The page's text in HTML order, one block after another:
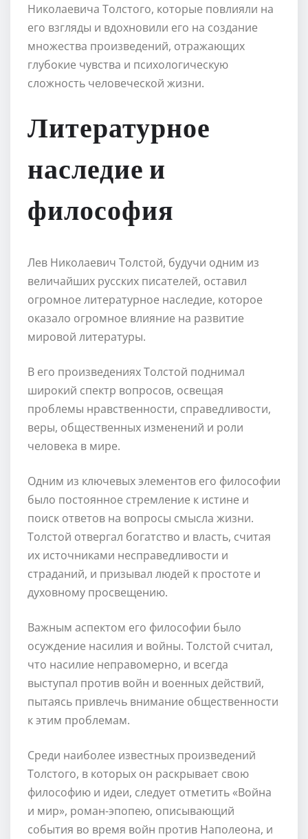
Николаевича Толстого, которые повлияли на
его взгляды и вдохновили его на создание
множества произведений, отражающих
глубокие чувства и психологическую
сложность человеческой жизни.
Литературное
наследие и
философия
Лев Николаевич Толстой, будучи одним из
величайших русских писателей, оставил
огромное литературное наследие, которое
оказало огромное влияние на развитие
мировой литературы.
В его произведениях Толстой поднимал
широкий спектр вопросов, освещая
проблемы нравственности, справедливости,
веры, общественных изменений и роли
человека в мире.
Одним из ключевых элементов его философии
было постоянное стремление к истине и
поиск ответов на вопросы смысла жизни.
Толстой отвергал богатство и власть, считая
их источниками несправедливости и
страданий, и призывал людей к простоте и
духовному просвещению.
Важным аспектом его философии было
осуждение насилия и войны. Толстой считал,
что насилие неправомерно, и всегда
выступал против войн и военных действий,
пытаясь привлечь внимание общественности
к этим проблемам.
Среди наиболее известных произведений
Толстого, в которых он раскрывает свою
философию и идеи, следует отметить «Война
и мир», роман-эпопею, описывающий
события во время войн против Наполеона, и